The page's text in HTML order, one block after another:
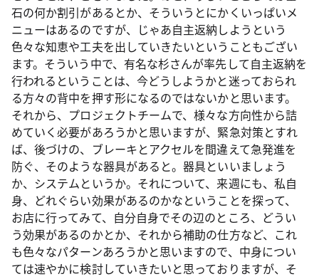
石の何か割引があるとか、そういうとにかくいっぱいメ
ニューはあるのですが、じゃあ自主返納しようという
色々な知恵や工夫を出していきたいということもござい
ます。そういう中で、有名な杉さんが率先して自主返納を
行われるということは、今どうしようかと迷っておられ
る方々の背中を押す形になるのではないかと思います。
それから、プロジェクトチームで、様々な方向性から詰
めていく必要があろうかと思いますが、緊急対策とすれ
ば、後づけの、ブレーキとアクセルを間違えて急発進を
防ぐ、そのような器具があると。器具といいましょう
か、システムというか。それについて、来週にも、私自
身、どれぐらい効果があるのかなということを探って、
お店に行ってみて、自分自身でその辺のところ、どうい
う効果があるのかとか、それから補助の仕方など、これ
も色々なパターンあろうかと思いますので、中身につい
ては速やかに検討していきたいと思っておりますが、そ